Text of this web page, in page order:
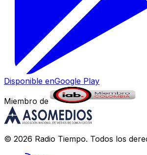
Disponible enGoogle Play
Miembro de
© 2026 Radio Tiempo. Todos los